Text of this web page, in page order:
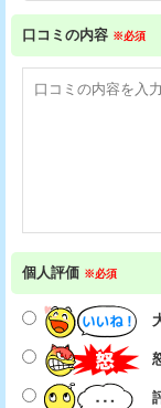
口コミの内容 ※必須
個人評価 ※必須